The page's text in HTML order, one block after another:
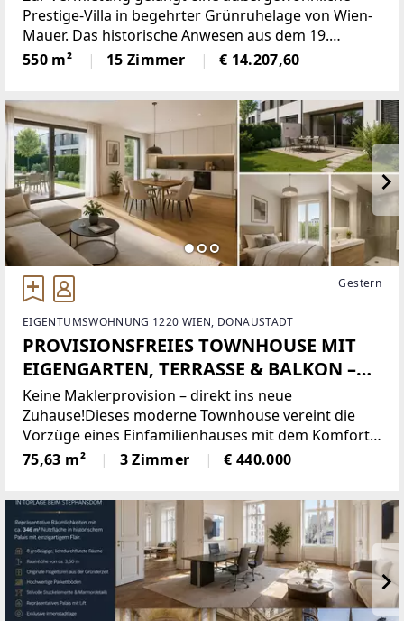
vereinbaren!
Prestige-Villa in begehrter Grünruhelage von Wien-
Mauer. Das historische Anwesen aus dem 19.
Jahrhundert wurde umfassend generalsaniert und
vereint repräsentativen Altbaucharme mit
550 m² 15 Zimmer € 14.207,60
Gestern
EIGENTUMSWOHNUNG 1220 WIEN, DONAUSTADT
PROVISIONSFREIES TOWNHOUSE MIT
EIGENGARTEN, TERRASSE & BALKON –
WOHNEN WIE IM EIGENEN HAUS
Keine Maklerprovision – direkt ins neue
Zuhause!Dieses moderne Townhouse vereint die
Vorzüge eines Einfamilienhauses mit dem Komfort
eines hochwertigen Neubauprojekts. Auf rund 75
m² Wohnfläche, verteilt auf zwei Ebenen, erwartet
75,63 m² 3 Zimmer € 440.000